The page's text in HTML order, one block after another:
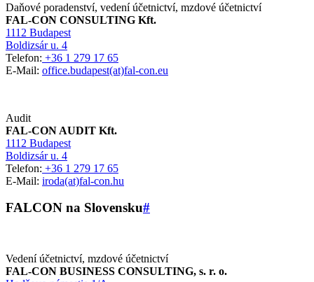
Daňové poradenství, vedení účetnictví, mzdové účetnictví
FAL-CON CONSULTING Kft.
1112 Budapest
Boldizsár u. 4
Telefon: +36 1 279 17 65
E-Mail: office.budapest(at)fal-con.eu
Audit
FAL-CON AUDIT Kft.
1112 Budapest
Boldizsár u. 4
Telefon: +36 1 279 17 65
E-Mail: iroda(at)fal-con.hu
FALCON na Slovensku#
Vedení účetnictví, mzdové účetnictví
FAL-CON BUSINESS CONSULTING, s. r. o.